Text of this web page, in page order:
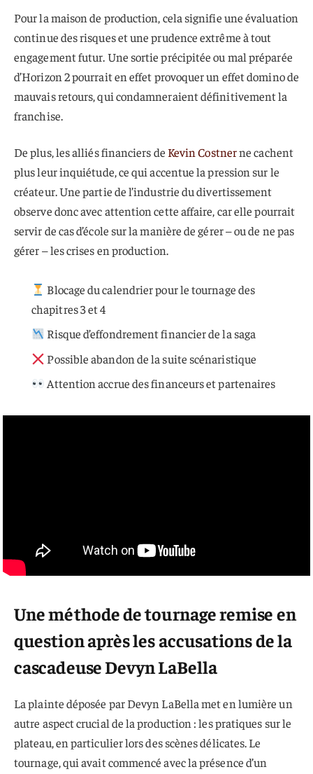
Pour la maison de production, cela signifie une évaluation
continue des risques et une prudence extrême à tout
engagement futur. Une sortie précipitée ou mal préparée
d’Horizon 2 pourrait en effet provoquer un effet domino de
mauvais retours, qui condamneraient définitivement la
franchise.
De plus, les alliés financiers de Kevin Costnerne cachent
plus leur inquiétude, ce qui accentue la pression sur le
créateur. Une partie de l’industrie du divertissement
observe donc avec attention cette affaire, car elle pourrait
servir de cas d’école sur la manière de gérer – ou de ne pas
gérer – les crises en production.
Blocage du calendrier pour le tournage des
chapitres 3 et 4
Risque d’effondrement financier de la saga
Possible abandon de la suite scénaristique
Attention accrue des financeurs et partenaires
Une méthode de tournage remise en
question après les accusations de la
cascadeuse Devyn LaBella
La plainte déposée par Devyn LaBella met en lumière un
autre aspect crucial de la production : les pratiques sur le
plateau, en particulier lors des scènes délicates. Le
tournage, qui avait commencé avec la présence d’un